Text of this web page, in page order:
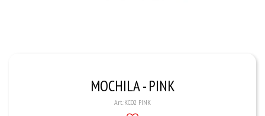
MOCHILA - PINK
KC02 PINK